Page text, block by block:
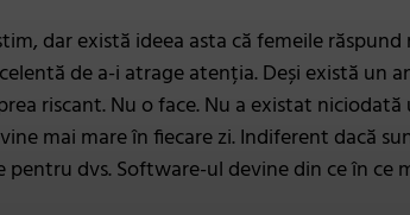
dar există ideea asta că femeile
de a-i atrage atenția. Deși există un
riscant. Nu o face. Nu a existat
mai mare în fiecare zi. Indiferent dacă
dvs. Software-ul devine din ce în ce